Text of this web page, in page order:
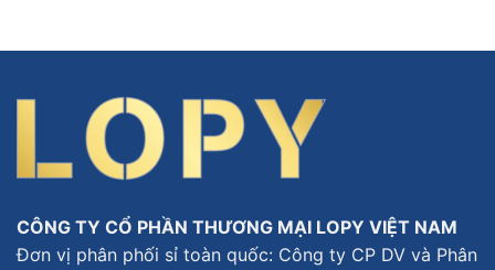
CÔNG TY CỔ PHẦN THƯƠNG MẠI LOPY VIỆT NAM
Đơn vị phân phối sỉ toàn quốc: Công ty CP DV và Phân